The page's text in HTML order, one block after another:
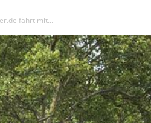
fährt mit...